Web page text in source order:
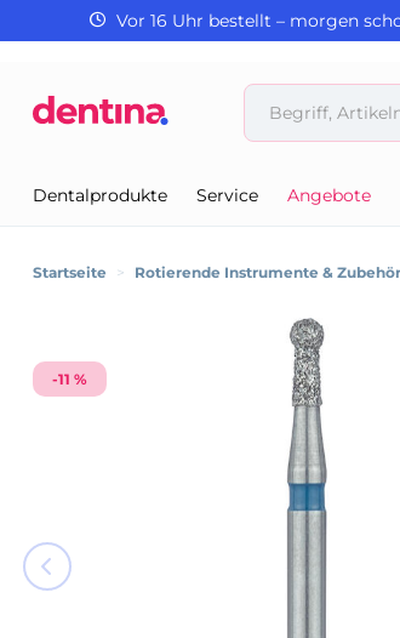
Vor 16 Uhr bestellt – morgen
Dentalprodukte Service Angebote
Startseite > Rotierende Instrumente & Zubehör
-11 %